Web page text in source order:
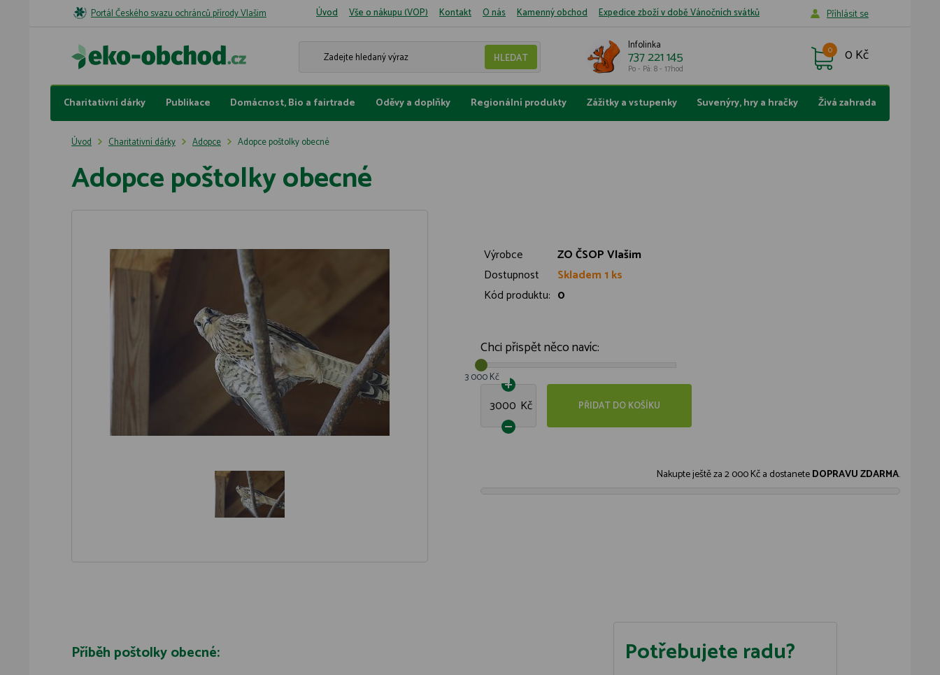
Portál Českého svazu ochránců přírody Vlašim Úvod Vše o nákupu (VOP) Kontakt O nás Kamenný obchod Expedice zboží v době Vánočních svátků Příhlásit se
Infolinka
737 221 145
Po - Pá: 8 - 17hod
0 Kč
0
Charitativní dárky Publikace Domácnost, Bio a fairtrade Oděvy a doplňky Regionální produkty Zážitky a vstupenky Suvenýry, hry a hračky Živá zahrada
Úvod Charitativní dárky Adopce Adopce poštolky obecné
Adopce poštolky obecné
Výrobce
ZO ČSOP Vlašim
Dostupnost
Skladem 1 ks
Kód produktu: 0
Chci přispět něco navíc:
3 000 Kč
Kč PŘIDAT DO KOŠÍKU
Nakupte ještě za2 000 Kča dostaneteDOPRAVU ZDARMA.
Příběh poštolky obecné: Potřebujete radu?